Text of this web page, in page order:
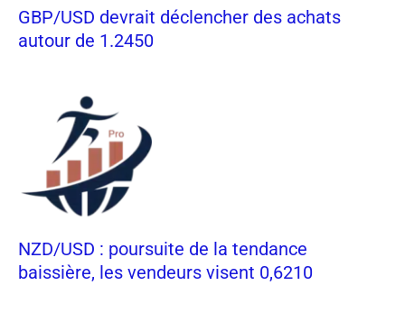
GBP/USD devrait déclencher des achats
autour de 1.2450
NZD/USD : poursuite de la tendance
baissière, les vendeurs visent 0,6210